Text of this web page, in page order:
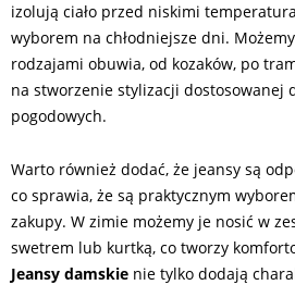
izolują ciało przed niskimi
wyborem na chłodniejsze dni.
rodzajami obuwia, od kozaków, po
na stworzenie stylizacji dostosowanej
pogodowych.
Warto również dodać, że jeansy są
co sprawia, że są praktycznym
zakupy. W zimie możemy je nosić w
swetrem lub kurtką, co tworzy
Jeansy damskie nie tylko dodają